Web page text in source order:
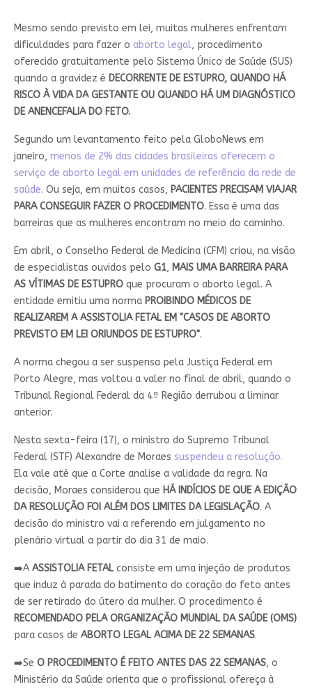
Mesmo sendo previsto em lei, muitas mulheres enfrentam
dificuldades para fazer o aborto legal, procedimento
oferecido gratuitamente pelo Sistema Único de Saúde (SUS)
quando a gravidez é DECORRENTE DE ESTUPRO, QUANDO HÁ
RISCO À VIDA DA GESTANTE OU QUANDO HÁ UM DIAGNÓSTICO
DE ANENCEFALIA DO FETO.
Segundo um levantamento feito pela GloboNews em
janeiro, menos de 2% das cidades brasileiras oferecem o
serviço de aborto legal em unidades de referência da rede de
saúde. Ou seja, em muitos casos, PACIENTES PRECISAM VIAJAR
PARA CONSEGUIR FAZER O PROCEDIMENTO. Essa é uma das
barreiras que as mulheres encontram no meio do caminho.
Em abril, o Conselho Federal de Medicina (CFM) criou, na visão
de especialistas ouvidos pelo G1, MAIS UMA BARREIRA PARA
AS VÍTIMAS DE ESTUPROque procuram o aborto legal. A
entidade emitiu uma norma PROIBINDO MÉDICOS DE
REALIZAREM A ASSISTOLIA FETAL EM "CASOS DE ABORTO
PREVISTO EM LEI ORIUNDOS DE ESTUPRO".
A norma chegou a ser suspensa pela Justiça Federal em
Porto Alegre, mas voltou a valer no final de abril, quando o
Tribunal Regional Federal da 4ª Região derrubou a liminar
anterior.
Nesta sexta-feira (17), o ministro do Supremo Tribunal
Federal (STF) Alexandre de Moraes suspendeu a resolução.
Ela vale até que a Corte analise a validade da regra. Na
decisão, Moraes considerou que HÁ INDÍCIOS DE QUE A EDIÇÃO
DA RESOLUÇÃO FOI ALÉM DOS LIMITES DA LEGISLAÇÃO. A
decisão do ministro vai a referendo em julgamento no
plenário virtual a partir do dia 31 de maio.
➡️A ASSISTOLIA FETALconsiste em uma injeção de produtos
que induz à parada do batimento do coração do feto antes
de ser retirado do útero da mulher. O procedimento é
RECOMENDADO PELA ORGANIZAÇÃO MUNDIAL DA SAÚDE (OMS)
para casos de ABORTO LEGAL ACIMA DE 22 SEMANAS.
➡️Se O PROCEDIMENTO É FEITO ANTES DAS 22 SEMANAS, o
Ministério da Saúde orienta que o profissional ofereça à